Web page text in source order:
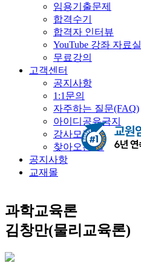
임용기출문제
합격수기
합격자 인터뷰
YouTube 강좌 자료실
무료강의
고객센터
공지사항
1:1문의
자주하는 질문(FAQ)
아이디공유금지
강사모집
찾아오는 길
공지사항
교재몰
과학교육론
김창만(물리교육론)